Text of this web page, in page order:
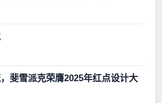
斐雪派克荣膺2025年红点设计大